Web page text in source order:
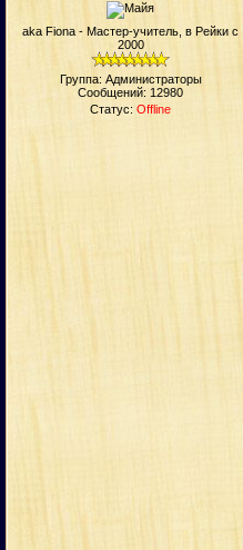
aka Fiona - Мастер-учитель, в Рейки с
2000
Группа: Администраторы
Сообщений: 12980
Статус: Offline